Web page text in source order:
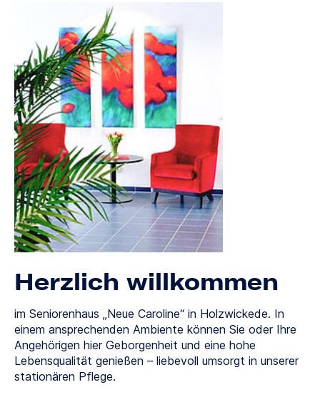
Herzlich willkommen
im Seniorenhaus „Neue Caroline“ in Holzwickede. In
einem ansprechenden Ambiente können Sie oder Ihre
Angehörigen hier Geborgenheit und eine hohe
Lebensqualität genießen – liebevoll umsorgt in unserer
stationären Pflege.